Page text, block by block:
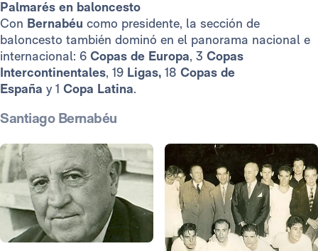
Palmarés en baloncesto
Con Bernabéu como presidente, la sección de
baloncesto también dominó en el panorama nacional e
internacional: 6 Copas de Europa, 3 Copas
Intercontinentales, 19 Ligas, 18 Copas de
España y 1 Copa Latina.
Santiago Bernabéu